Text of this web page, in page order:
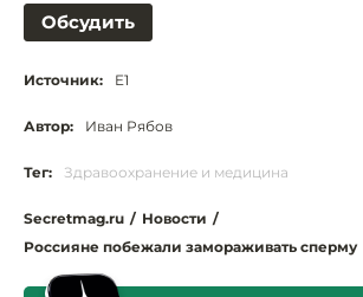
Обсудить
Источник: E1
Автор: Иван Рябов
Тег: Здравоохранение и медицина
Secretmag.ru / Новости /
Россияне побежали замораживать сперму